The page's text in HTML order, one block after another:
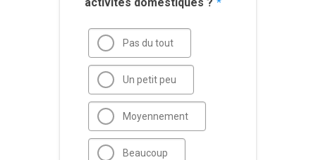
activités domestiques ? *
Pas du tout
Un petit peu
Moyennement
Beaucoup